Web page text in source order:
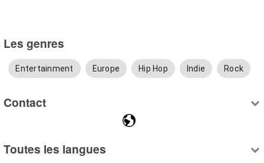
Les genres
Entertainment Europe Hip Hop Indie Rock
Contact
Toutes les langues